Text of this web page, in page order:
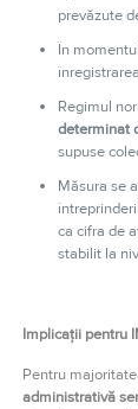
prevăzute
În
Regimul
determinat
supuse
Măsura se
ca cifra de
stabilit la
Implicații pentru
Pentru
administrativă